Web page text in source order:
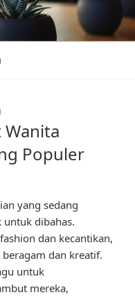
Wanita
Populer
yang sedang
dibahas.
dan kecantikan,
dan kreatif.
untuk
mereka,